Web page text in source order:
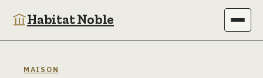
Habitat Noble
MAISON